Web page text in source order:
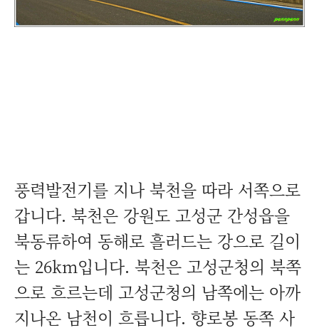
풍력발전기를 지나 북천을 따라 서쪽으로
갑니다. 북천은 강원도 고성군 간성읍을
북동류하여 동해로 흘러드는 강으로 길이
는 26km입니다. 북천은 고성군청의 북쪽
으로 흐르는데 고성군청의 남쪽에는 아까
지나온 남천이 흐릅니다. 향로봉 동쪽 사